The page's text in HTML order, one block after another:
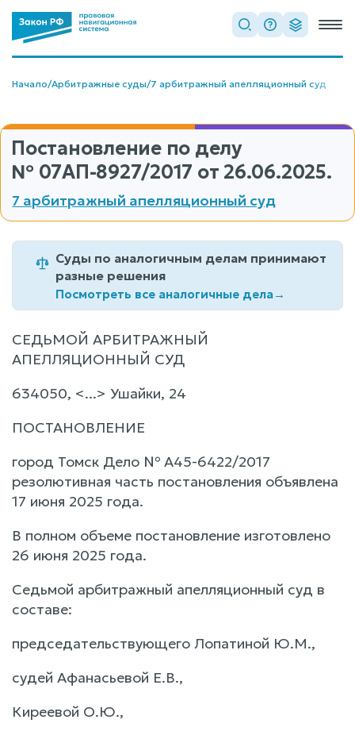
Начало/Арбитражные суды/7 арбитражный апелляционный суд
Постановление по делу
№ 07АП-8927/2017 от 26.06.2025.
7 арбитражный апелляционный суд
Суды по аналогичным делам принимают
разные решения
Посмотреть все аналогичные дела→
СЕДЬМОЙ АРБИТРАЖНЫЙ
АПЕЛЛЯЦИОННЫЙ СУД
634050, <...> Ушайки, 24
ПОСТАНОВЛЕНИЕ
город Томск Дело № А45-6422/2017
резолютивная часть постановления объявлена
17 июня 2025 года.
В полном объеме постановление изготовлено
26 июня 2025 года.
Седьмой арбитражный апелляционный суд в
составе:
председательствующего Лопатиной Ю.М.,
судей Афанасьевой Е.В.,
Киреевой О.Ю.,